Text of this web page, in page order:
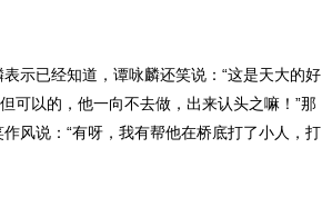
已经知道，谭咏麟还笑说：“这是天大的好
可以的，他一向不去做，出来认头之嘛！”那
风说：“有呀，我有帮他在桥底打了小人，打